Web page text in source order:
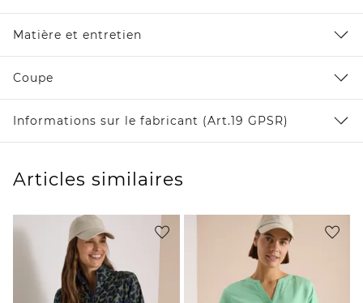
Matière et entretien
Coupe
Informations sur le fabricant (Art.19 GPSR)
Articles similaires